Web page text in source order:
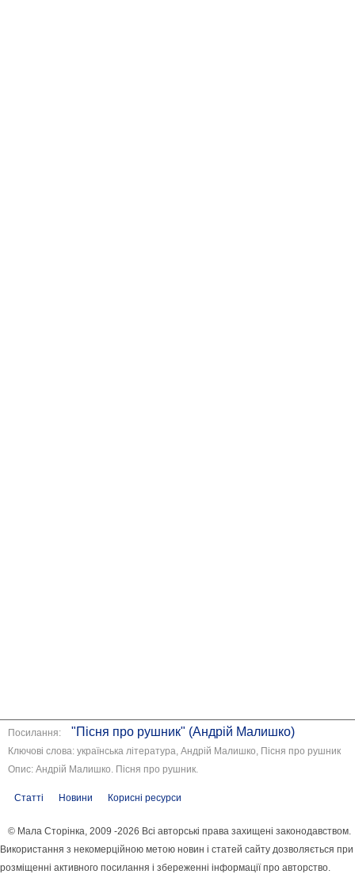
Посилання: "Пісня про рушник" (Андрій Малишко)
Ключові слова: українська література, Андрій Малишко, Пісня про рушник
Опис: Андрій Малишко. Пісня про рушник.
Статті Новини Корисні ресурси
© Мала Сторінка, 2009 -2026 Всі авторські права захищені законодавством.
Використання з некомерційною метою новин і статей сайту дозволяється при
розміщенні активного посилання і збереженні інформації про авторство.